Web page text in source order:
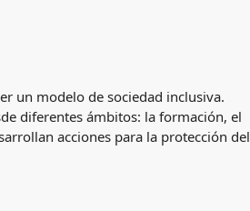
un modelo de sociedad inclusiva.
diferentes ámbitos: la formación, el
acciones para la protección del